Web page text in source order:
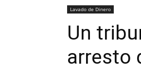
Lavado de Dinero
Un
arresto